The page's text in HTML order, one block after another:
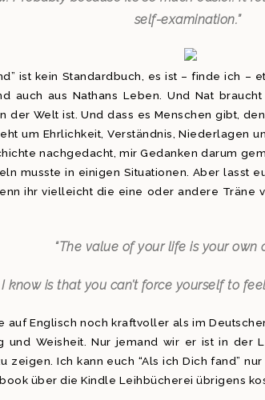
self-examination.”
ist kein Standardbuch, es ist – finde ich –
auch aus Nathans Leben. Und Nat
der Welt ist. Und dass es Menschen gibt,
um Ehrlichkeit, Verständnis, Niederlagen
nachgedacht, mir Gedanken darum
musste in einigen Situationen. Aber lasst
ihr vielleicht die eine oder andere Träne
“The value of your life is your own
I know is that you can’t force yourself to
auf Englisch noch kraftvoller als im
und Weisheit. Nur jemand wir er ist in der
zeigen. Ich kann euch “Als ich Dich fand”
über die Kindle Leihbücherei übrigens